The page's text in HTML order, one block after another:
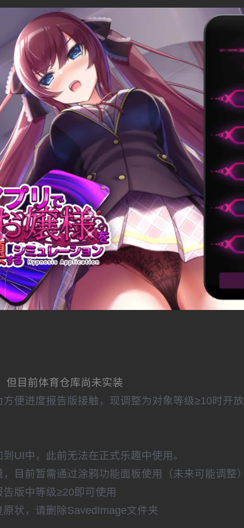
但目前体育仓库尚未实装
便进度报告版接触，现调整为对象等级≥10时开放
UI中，此前无法在正式乐趣中使用。
目前暂需通过涂鸦功能面板使用（未来可能调整）
版中等级≥20即可使用
状，请删除SavedImage文件夹